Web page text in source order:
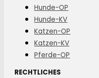
Hunde-OP
Hunde-KV
Katzen-OP
Katzen-KV
Pferde-OP
RECHTLICHES